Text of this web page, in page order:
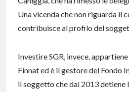
Una vicenda che non riguarda il
contribuisce al profilo del
Investire SGR, invece,
Finnat ed è il gestore del Fondo
il soggetto che dal 2013 detiene